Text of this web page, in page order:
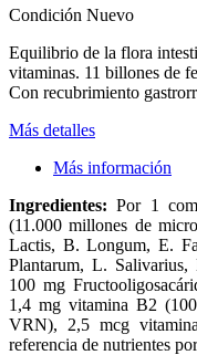
Condición Nuevo
Equilibrio de la flora
vitaminas. 11 billones de
Con recubrimiento
Más detalles
Más información
Ingredientes:Por 1
(11.000 millones de
Lactis, B. Longum, E.
Plantarum, L.
100 mg
1,4 mg vitamina B2
VRN), 2,5 mcg
referencia de nutrientes